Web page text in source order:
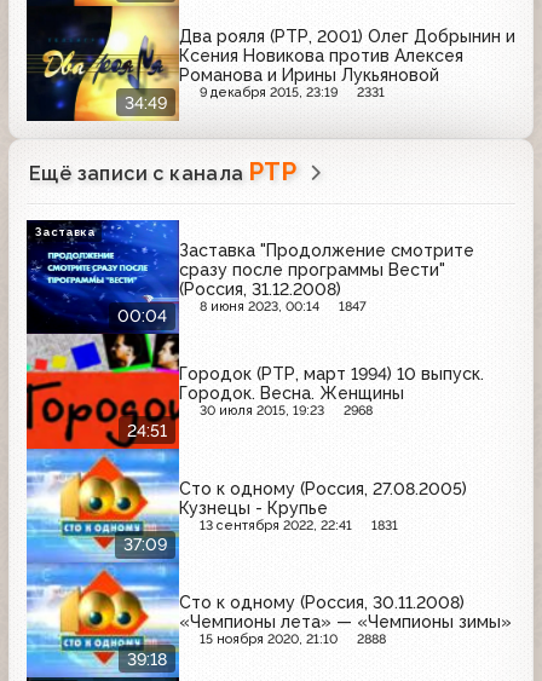
34:49
Два рояля (РТР, 2001) Олег Добрынин и
Ксения Новикова против Алексея
Романова и Ирины Лукьяновой
9 декабря 2015, 23:19 2331
Ещё записи с канала РТР
00:04
Заставка "Продолжение смотрите
сразу после программы Вести"
(Россия, 31.12.2008)
8 июня 2023, 00:14 1847
Заставка
24:51
Городок (РТР, март 1994) 10 выпуск.
Городок. Весна. Женщины
30 июля 2015, 19:23 2968
37:09
Сто к одному (Россия, 27.08.2005)
Кузнецы - Крупье
13 сентября 2022, 22:41 1831
39:18
Сто к одному (Россия, 30.11.2008)
«Чемпионы лета» — «Чемпионы зимы»
15 ноября 2020, 21:10 2888